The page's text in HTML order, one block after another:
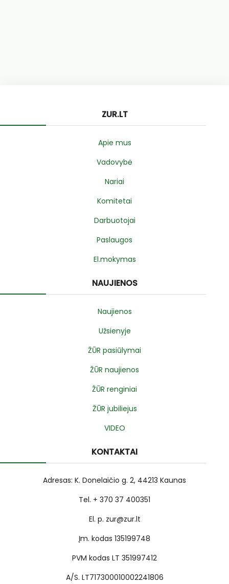
ZUR.LT
Apie mus
Vadovybė
Nariai
Komitetai
Darbuotojai
Paslaugos
El.mokymas
NAUJIENOS
Naujienos
Užsienyje
ŽŪR pasiūlymai
ŽŪR naujienos
ŽŪR renginiai
ŽŪR jubiliejus
VIDEO
KONTAKTAI
Adresas: K. Donelaičio g. 2, 44213 Kaunas
Tel. + 370 37 400351
El. p. zur@zur.lt
Įm. kodas 135199748
PVM kodas LT 351997412
A/S. LT717300010002241806